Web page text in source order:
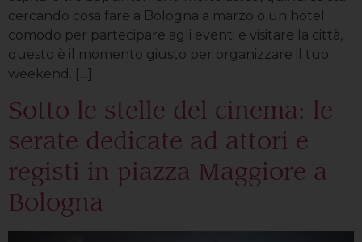
cercando cosa fare a Bologna a marzo o un hotel
comodo per partecipare agli eventi e visitare la città,
questo è il momento giusto per organizzare il tuo
weekend. […]
Sotto le stelle del cinema: le
serate dedicate ad attori e
registi in piazza Maggiore a
Bologna